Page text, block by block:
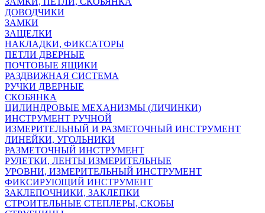
ДОВОДЧИКИ
ЗАМКИ
ЗАЩЕЛКИ
НАКЛАДКИ, ФИКСАТОРЫ
ПЕТЛИ ДВЕРНЫЕ
ПОЧТОВЫЕ ЯЩИКИ
РАЗДВИЖНАЯ СИСТЕМА
РУЧКИ ДВЕРНЫЕ
СКОБЯНКА
ЦИЛИНДРОВЫЕ МЕХАНИЗМЫ (ЛИЧИНКИ)
ИНСТРУМЕНТ РУЧНОЙ
ИЗМЕРИТЕЛЬНЫЙ И РАЗМЕТОЧНЫЙ ИНСТРУМЕНТ
ЛИНЕЙКИ, УГОЛЬНИКИ
РАЗМЕТОЧНЫЙ ИНСТРУМЕНТ
РУЛЕТКИ, ЛЕНТЫ ИЗМЕРИТЕЛЬНЫЕ
УРОВНИ, ИЗМЕРИТЕЛЬНЫЙ ИНСТРУМЕНТ
ФИКСИРУЮЩИЙ ИНСТРУМЕНТ
ЗАКЛЕПОЧНИКИ, ЗАКЛЕПКИ
СТРОИТЕЛЬНЫЕ СТЕПЛЕРЫ, СКОБЫ